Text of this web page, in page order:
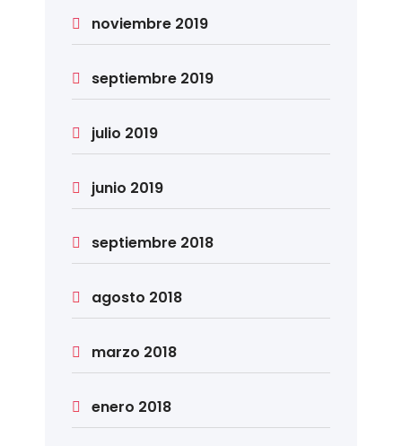
noviembre 2019
septiembre 2019
julio 2019
junio 2019
septiembre 2018
agosto 2018
marzo 2018
enero 2018